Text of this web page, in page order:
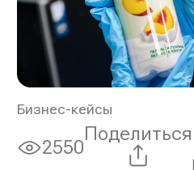
Бизнес-кейсы
Просмотры:
2550
Поделиться